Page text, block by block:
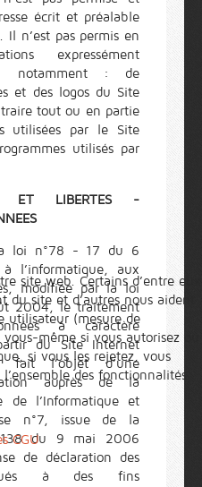
écrit et préalable
Il n’est pas permis en
expressément
notamment : de
et des logos du Site
tout ou en partie
utilisées par le Site
utilisés par
ET LIBERTES -
loi n°78 - 17 du 6
l’informatique, aux
modifiée par la loi
2004, le traitement
à caractère
du Site Internet
fait l’objet d’une
auprès de la
de l’Informatique et
n°7, issue de la
138 du 9 mai 2006
de déclaration des
à des fins
site web. Certains d’entre eux
du site et d’autres nous aident
utilisateur (mesure de
même si vous autorisez ou
si vous les rejetez, vous
des fonctionnalités
CGU